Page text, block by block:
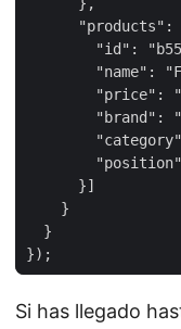
Si has llegado